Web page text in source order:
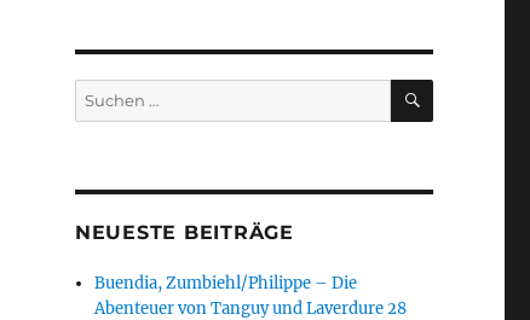
Suchen
nach:
SUCHEN
NEUESTE BEITRÄGE
Buendia, Zumbiehl/Philippe – Die
Abenteuer von Tanguy und Laverdure 28